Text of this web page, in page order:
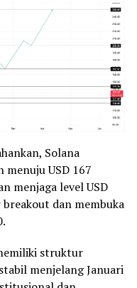
Solana
USD 167
menjaga level USD
dan membuka
struktur
menjelang Januari